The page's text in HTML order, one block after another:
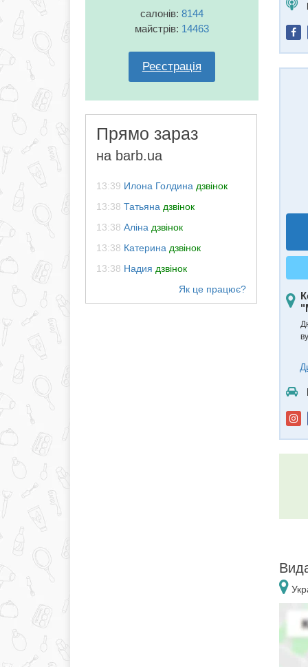
салонів: 8144
майстрів: 14463
Реєстрація
Прямо зараз
на barb.ua
13:39 Илона Голдина дзвінок
13:38 Татьяна дзвінок
13:38 Аліна дзвінок
13:38 Катерина дзвінок
13:38 Надия дзвінок